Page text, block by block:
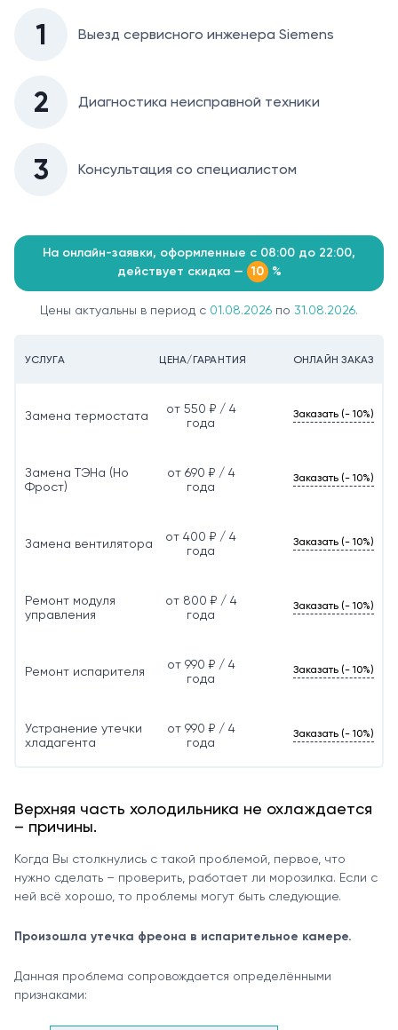
1 Выезд сервисного инженера Siemens
2 Диагностика неисправной техники
3 Консультация со специалистом
На онлайн-заявки, оформленные с 08:00 до 22:00,
действует скидка — 10 %
Цены актуальны в период с 01.08.2026 по 31.08.2026.
УСЛУГА ЦЕНА/ГАРАНТИЯ ОНЛАЙН ЗАКАЗ
Замена термостата
от 550 ₽ / 4
года
Заказать (- 10%)
Замена ТЭНа (Но
Фрост)
от 690 ₽ / 4
года
Заказать (- 10%)
Замена вентилятора
от 400 ₽ / 4
года
Заказать (- 10%)
Ремонт модуля
управления
от 800 ₽ / 4
года
Заказать (- 10%)
Ремонт испарителя
от 990 ₽ / 4
года
Заказать (- 10%)
Устранение утечки
хладагента
от 990 ₽ / 4
года
Заказать (- 10%)
Верхняя часть холодильника не охлаждается
– причины.
Когда Вы столкнулись с такой проблемой, первое, что
нужно сделать – проверить, работает ли морозилка. Если с
ней всё хорошо, то проблемы могут быть следующие.
Произошла утечка фреона в испарительное камере.
Данная проблема сопровождается определёнными
признаками: